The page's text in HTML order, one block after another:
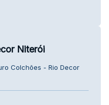
Niterói
Colchões - Rio Decor